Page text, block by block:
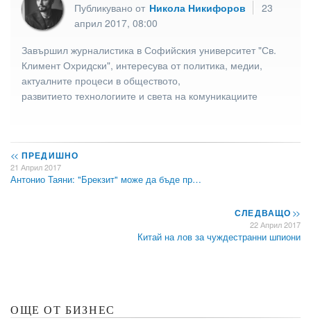
Публикувано от Никола Никифоров
23
април 2017, 08:00
Завършил журналистика в Софийския университет "Св.
Климент Охридски", интересува от политика, медии,
актуалните процеси в обществото,
развитието технологиите и света на комуникациите
<< ПРЕДИШНО
21 Април 2017
Антонио Таяни: "Брекзит" може да бъде пр…
СЛЕДВАЩО>>
22 Април 2017
Китай на лов за чуждестранни шпиони
ОЩЕ ОТ БИЗНЕС